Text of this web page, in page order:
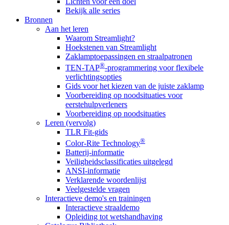
Bekijk alle series
Bronnen
Aan het leren
Waarom Streamlight?
Hoekstenen van Streamlight
Zaklamptoepassingen en straalpatronen
TEN-TAP®-programmering voor flexibele
verlichtingsopties
Gids voor het kiezen van de juiste zaklamp
Voorbereiding op noodsituaties voor
eerstehulpverleners
Voorbereiding op noodsituaties
Leren (vervolg)
TLR Fit-gids
Color-Rite Technology®
Batterij-informatie
Veiligheidsclassificaties uitgelegd
ANSI-informatie
Verklarende woordenlijst
Veelgestelde vragen
Interactieve demo's en trainingen
Interactieve straaldemo
Opleiding tot wetshandhaving